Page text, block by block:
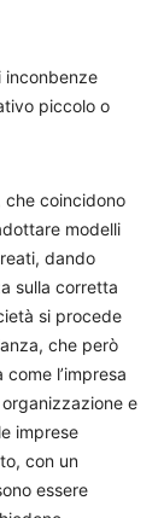
inconbenze
piccolo o
che coincidono
modelli
dando
sulla corretta
si procede
che però
l’impresa
e
imprese
con un
essere